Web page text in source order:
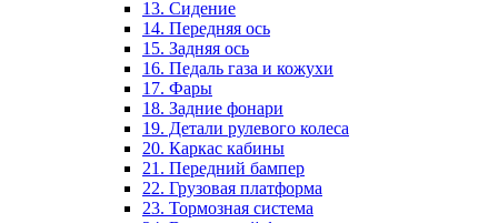
13. Сидение
14. Передняя ось
15. Задняя ось
16. Педаль газа и кожухи
17. Фары
18. Задние фонари
19. Детали рулевого колеса
20. Каркас кабины
21. Передний бампер
22. Грузовая платформа
23. Тормозная система